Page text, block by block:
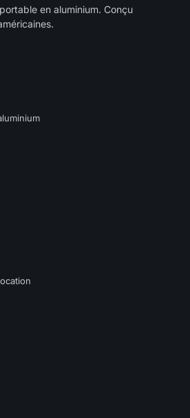
en aluminium. Conçu